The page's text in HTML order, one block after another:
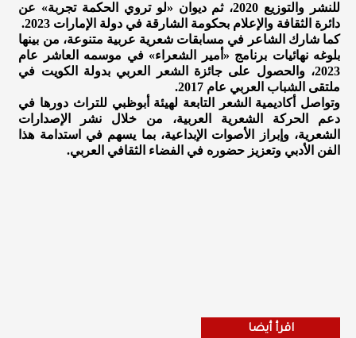
للنشر والتوزيع 2020، ثم ديوان «لو تروي الحكمة تجربة» عن
دائرة الثقافة والإعلام بحكومة الشارقة في دولة الإمارات 2023.
كما شارك الشاعر في مسابقات شعرية عربية متنوعة، من بينها
بلوغه نهائيات برنامج «أمير الشعراء» في موسمه العاشر عام
2023، والحصول على جائزة الشعر العربي بدولة الكويت في
ملتقى الشباب العربي عام 2017.
وتواصل أكاديمية الشعر التابعة لهيئة أبوظبي للتراث دورها في
دعم الحركة الشعرية العربية، من خلال نشر الإصدارات
الشعرية، وإبراز الأصوات الإبداعية، بما يسهم في استدامة هذا
الفن الأدبي وتعزيز حضوره في الفضاء الثقافي العربي.
اقرأ أيضا